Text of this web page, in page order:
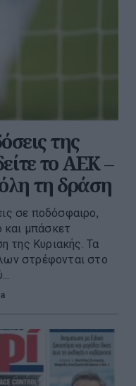
της
το ΑΕΚ –
τη δράση
σε ποδόσφαιρο,
και μπάσκετ
της Κυριακής. Τα
στρέφονται στο